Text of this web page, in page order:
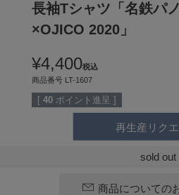
長袖Tシャツ「名鉄パ
×OJICO 2020」
¥4,400税込
商品番号 LT-1607
[ 40 ポイント進呈 ]
再生産リク
sold out
商品についての